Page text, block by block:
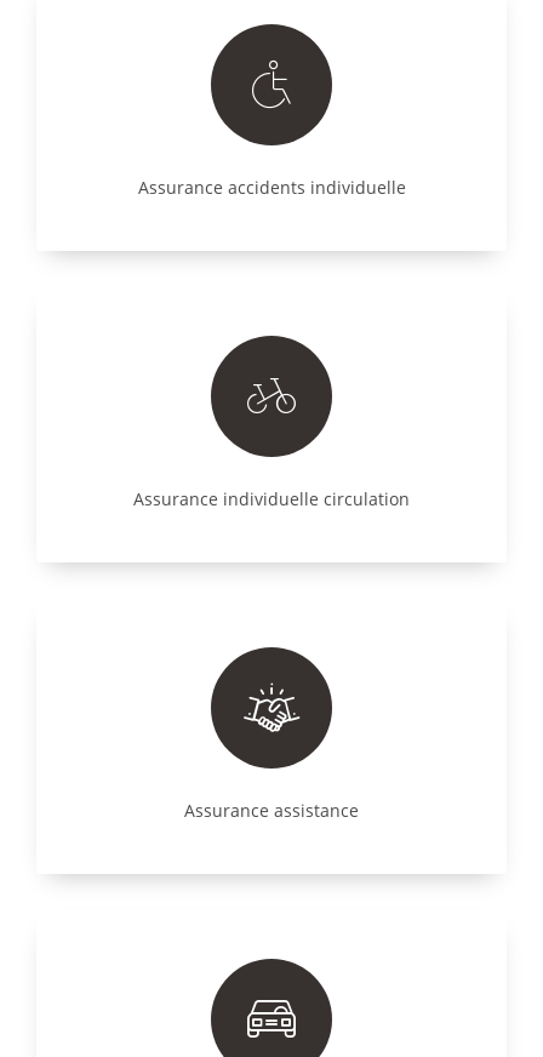
Assurance accidents individuelle
Assurance individuelle circulation
Assurance assistance